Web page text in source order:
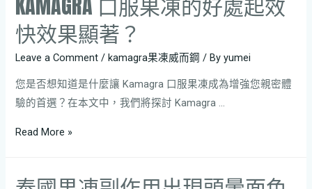
快效果顯著？
Leave a Comment /kamagra果凍威而鋼 / Byyumei
您是否想知道是什麼讓 Kamagra 口服果凍成為增強您親密體
驗的首選？在本文中，我們將探討 Kamagra …
Read More »